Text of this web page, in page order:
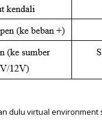
dulu virtual